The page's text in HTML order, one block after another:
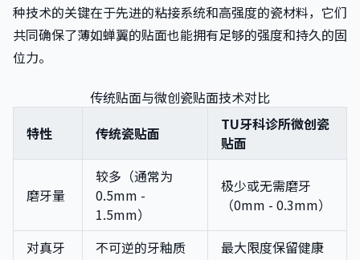
种技术的关键在于先进的粘接系统和高强度的瓷材料，它们
共同确保了薄如蝉翼的贴面也能拥有足够的强度和持久的固
位力。
传统贴面与微创瓷贴面技术对比
特性
传统瓷贴面
TU牙科诊所微创瓷
贴面
磨牙量
较多（通常为
0.5mm -
1.5mm）
极少或无需磨牙
（0mm - 0.3mm）
对真牙
不可逆的牙釉质
最大限度保留健康